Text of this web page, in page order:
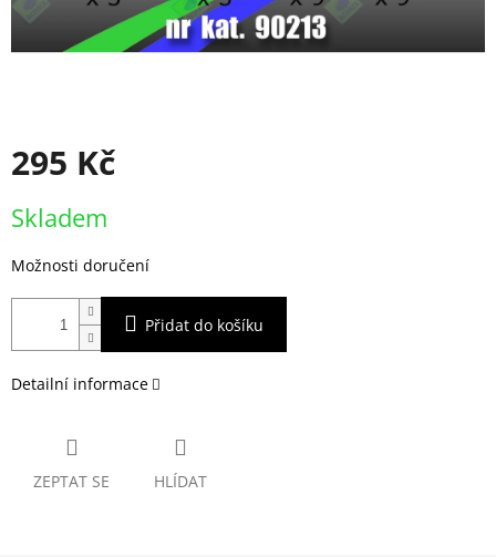
295 Kč
cena:
Skladem
Možnosti doručení
Přidat do košíku
Detailní informace
ZEPTAT SE HLÍDAT